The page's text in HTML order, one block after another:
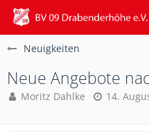
Neuigkeiten
Neue Angebote
Moritz Dahlke 14.